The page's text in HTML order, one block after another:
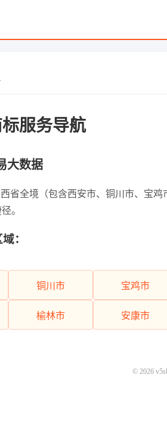
服务导航
大数据
西省全境（包含西安市、铜川市、宝
。
：
铜川市 宝鸡市
榆林市 安康市
© 2026